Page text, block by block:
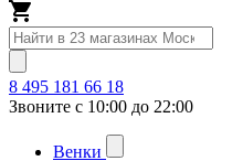
8 495 181 66 18
Звоните с 10:00 до 22:00
Венки